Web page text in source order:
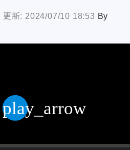
更新: 2024/07/10 18:53 By
play_arrow